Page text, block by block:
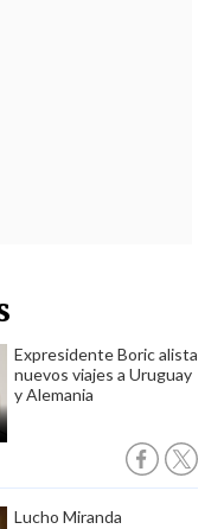
Expresidente Boric alista
nuevos viajes a Uruguay
y Alemania
Lucho Miranda